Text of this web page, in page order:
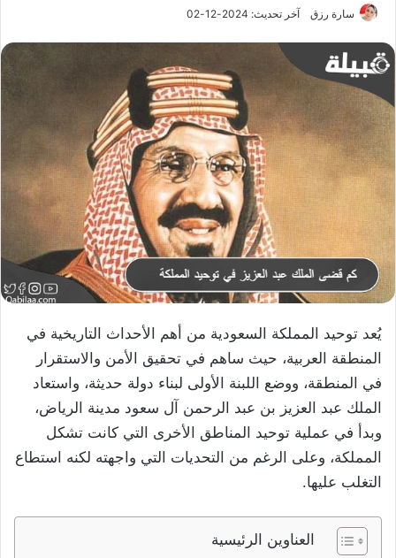
سارة رزق آخر تحديث: 2024-12-02
يُعد توحيد المملكة السعودية من أهم الأحداث التاريخية في
المنطقة العربية، حيث ساهم في تحقيق الأمن والاستقرار
في المنطقة، ووضع اللبنة الأولى لبناء دولة حديثة، واستعاد
الملك عبد العزيز بن عبد الرحمن آل سعود مدينة الرياض،
وبدأ في عملية توحيد المناطق الأخرى التي كانت تشكل
المملكة، وعلى الرغم من التحديات التي واجهته لكنه استطاع
التغلب عليها.
العناوين الرئيسية